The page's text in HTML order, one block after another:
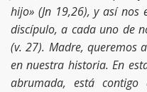
hijo» (Jn 19,26), y así nos
discípulo, a cada uno de
(v. 27). Madre, queremos
en nuestra historia. En
abrumada, está